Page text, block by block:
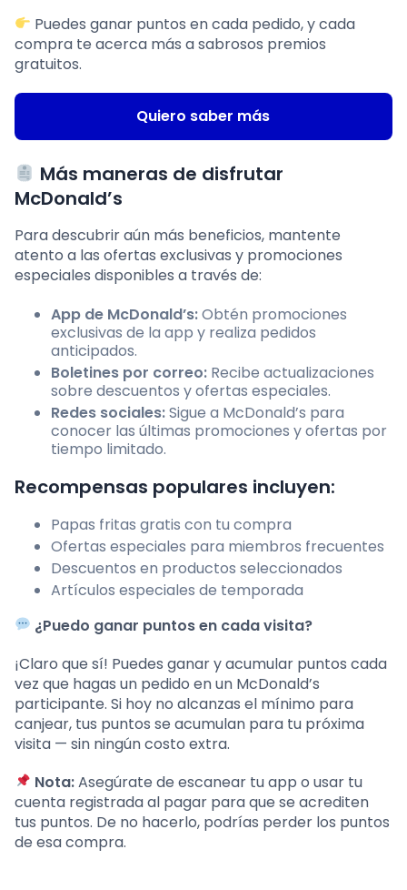
Puedes ganar puntos en cada pedido, y cada
compra te acerca más a sabrosos premios
gratuitos.
Quiero saber más
Más maneras de disfrutar
McDonald’s
Para descubrir aún más beneficios, mantente
atento a las ofertas exclusivas y promociones
especiales disponibles a través de:
App de McDonald’s:Obtén promociones
exclusivas de la app y realiza pedidos
anticipados.
Boletines por correo: Recibe actualizaciones
sobre descuentos y ofertas especiales.
Redes sociales:Sigue a McDonald’s para
conocer las últimas promociones y ofertas por
tiempo limitado.
Recompensas populares incluyen:
Papas fritas gratis con tu compra
Ofertas especiales para miembros frecuentes
Descuentos en productos seleccionados
Artículos especiales de temporada
¿Puedo ganar puntos en cada visita?
¡Claro que sí! Puedes ganar y acumular puntos cada
vez que hagas un pedido en un McDonald’s
participante. Si hoy no alcanzas el mínimo para
canjear, tus puntos se acumulan para tu próxima
visita — sin ningún costo extra.
Nota:Asegúrate de escanear tu app o usar tu
cuenta registrada al pagar para que se acrediten
tus puntos. De no hacerlo, podrías perder los puntos
de esa compra.